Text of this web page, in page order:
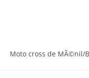
Moto cross de MÃ©nil/